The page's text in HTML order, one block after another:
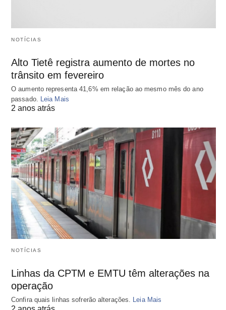
NOTÍCIAS
Alto Tietê registra aumento de mortes no
trânsito em fevereiro
O aumento representa 41,6% em relação ao mesmo mês do ano
passado. Leia Mais
2 anos atrás
NOTÍCIAS
Linhas da CPTM e EMTU têm alterações na
operação
Confira quais linhas sofrerão alterações. Leia Mais